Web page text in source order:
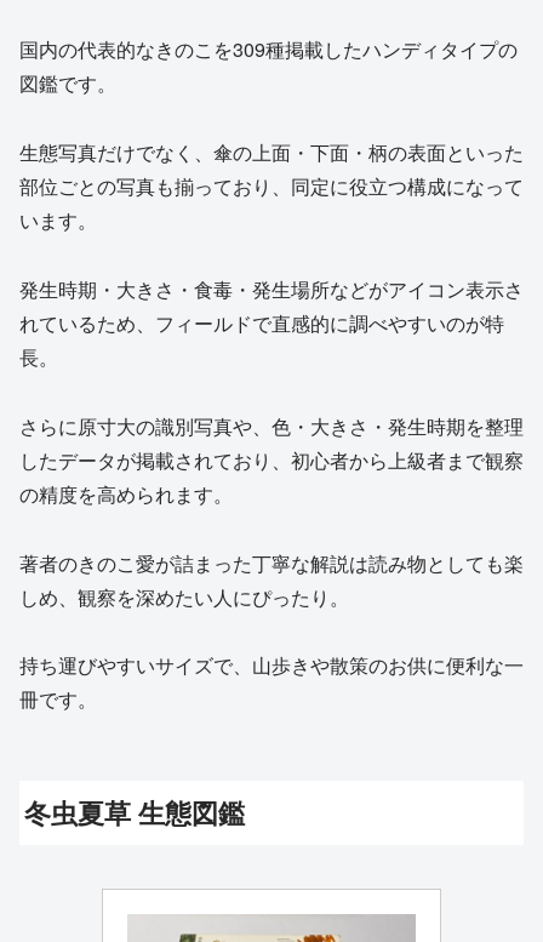
国内の代表的なきのこを309種掲載したハンディタイプの
図鑑です。
生態写真だけでなく、傘の上面・下面・柄の表面といった
部位ごとの写真も揃っており、同定に役立つ構成になって
います。
発生時期・大きさ・食毒・発生場所などがアイコン表示さ
れているため、フィールドで直感的に調べやすいのが特
長。
さらに原寸大の識別写真や、色・大きさ・発生時期を整理
したデータが掲載されており、初心者から上級者まで観察
の精度を高められます。
著者のきのこ愛が詰まった丁寧な解説は読み物としても楽
しめ、観察を深めたい人にぴったり。
持ち運びやすいサイズで、山歩きや散策のお供に便利な一
冊です。
冬虫夏草 生態図鑑